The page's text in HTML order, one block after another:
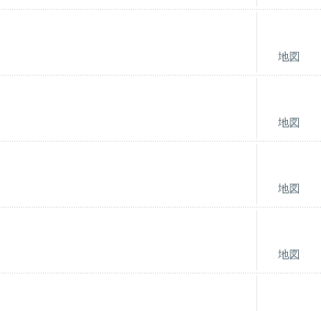
地図
地図
地図
地図